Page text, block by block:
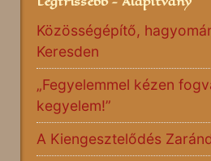
Közösségépítő,
Keresden
„Fegyelemmel kézen
kegyelem!”
A Kiengesztelődés